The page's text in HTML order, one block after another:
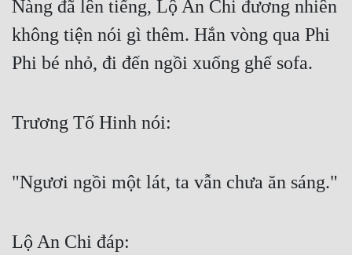
Đô Thị
Đông Phương
Đông Phương Huyền Huyễn
Ngự Thú
Nàng đã lên tiếng, Lộ An Chi đương nhiên
không tiện nói gì thêm. Hắn vòng qua Phi
Phi bé nhỏ, đi đến ngồi xuống ghế sofa.
Trương Tố Hinh nói:
"Ngươi ngồi một lát, ta vẫn chưa ăn sáng."
Lộ An Chi đáp: